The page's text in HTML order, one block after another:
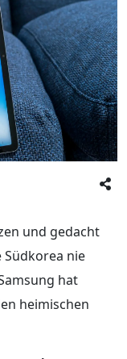
und gedacht
Südkorea nie
hat
heimischen